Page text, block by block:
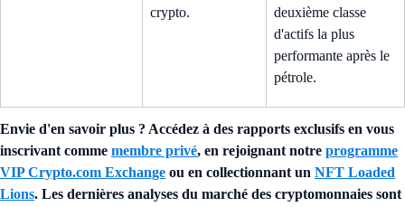
crypto.
deuxième classe
d'actifs la plus
performante après le
pétrole.
Envie d'en savoir plus ? Accédez à des rapports exclusifs en vous
inscrivant comme membre privé, en rejoignant notre programme
VIP Crypto.com Exchange ou en collectionnant un NFT Loaded
Lions. Les dernières analyses du marché des cryptomonnaies sont